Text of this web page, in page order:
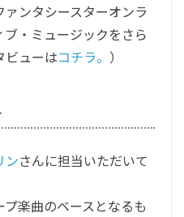
ンタシースターオンラ
・ミュージックをさら
ビューはコチラ。 ）
ンさんに担当いただいて
楽曲のベースとなるも